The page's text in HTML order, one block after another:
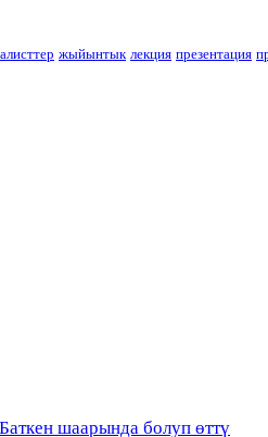
жыйынтык лекция презентация
шаарында болуп өттү